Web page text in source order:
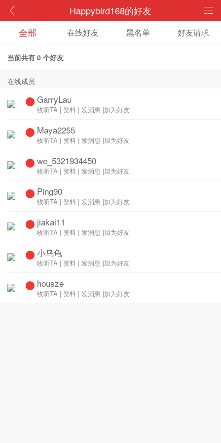
Happybird168的好友
全部 在线好友 黑名单 好友请求
当前共有 0 个好友
在线成员
GarryLau
收听TA | 资料 | 发消息 |加为好友
Maya2255
收听TA | 资料 | 发消息 |加为好友
we_5321934450
收听TA | 资料 | 发消息 |加为好友
Ping90
收听TA | 资料 | 发消息 |加为好友
jiakai11
收听TA | 资料 | 发消息 |加为好友
小乌龟
收听TA | 资料 | 发消息 |加为好友
housze
收听TA | 资料 | 发消息 |加为好友